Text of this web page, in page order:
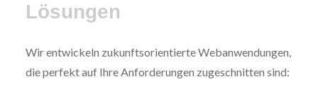
Lösungen
Wir entwickeln zukunftsorientierte Webanwendungen,
die perfekt auf Ihre Anforderungen zugeschnitten sind: